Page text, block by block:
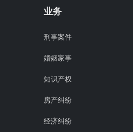
业务
刑事案件
婚姻家事
知识产权
房产纠纷
经济纠纷